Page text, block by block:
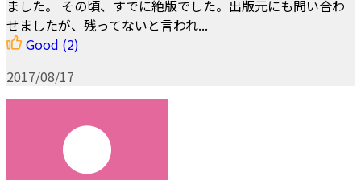
ました。 その頃、すでに絶版でした。出版元にも問い合わ
せましたが、残ってないと言われ...
Good (2)
2017/08/17